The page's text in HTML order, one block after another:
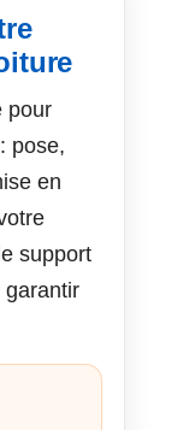
pour
pose,
en
support
garantir